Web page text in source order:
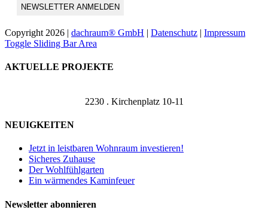
Copyright 2026 | dachraum® GmbH | Datenschutz | Impressum
Toggle Sliding Bar Area
AKTUELLE PROJEKTE
2230 . Kirchenplatz 10-11
NEUIGKEITEN
Jetzt in leistbaren Wohnraum investieren!
Sicheres Zuhause
Der Wohlfühlgarten
Ein wärmendes Kaminfeuer
Newsletter abonnieren